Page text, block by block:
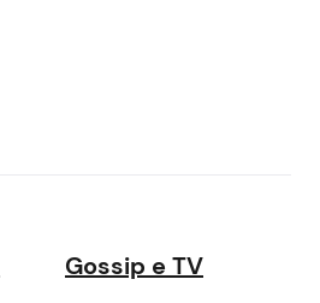
Gossip e TV